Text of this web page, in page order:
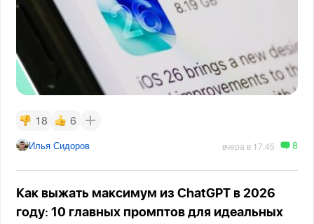
18 6
Илья Сидоров вчера в 17:45 8
Как выжать максимум из ChatGPT в 2026
году: 10 главных промптов для идеальных